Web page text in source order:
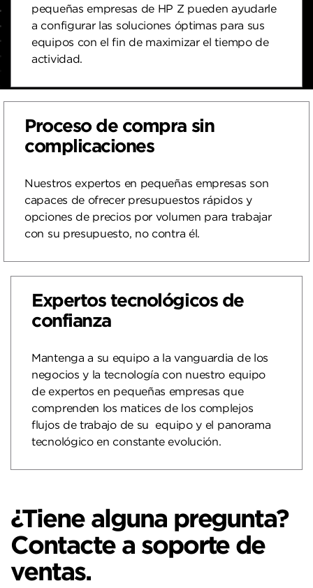
pequeñas empresas de HP Z pueden ayudarle
a configurar las soluciones óptimas para sus
equipos con el fin de maximizar el tiempo de
actividad.
Proceso de compra sin
complicaciones
Nuestros expertos en pequeñas empresas son
capaces de ofrecer presupuestos rápidos y
opciones de precios por volumen para trabajar
con su presupuesto, no contra él.
Expertos tecnológicos de
confianza
Mantenga a su equipo a la vanguardia de los
negocios y la tecnología con nuestro equipo
de expertos en pequeñas empresas que
comprenden los matices de los complejos
flujos de trabajo de su equipo y el panorama
tecnológico en constante evolución.
¿Tiene alguna pregunta?
Contacte a soporte de
ventas.